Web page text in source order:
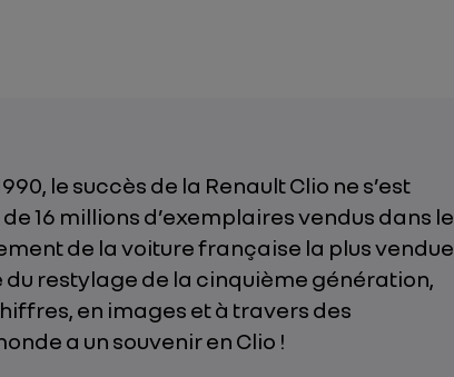
le succès de la Renault Clio ne s’est
16 millions d’exemplaires vendus dans le
de la voiture française la plus vendue
du restylage de la cinquième génération,
en images et à travers des
a un souvenir en Clio !